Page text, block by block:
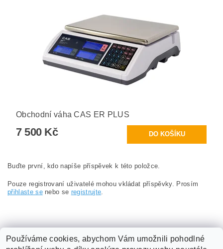
Obchodní váha CAS ER PLUS
7 500 Kč
Buďte první, kdo napíše příspěvek k této položce.
Pouze registrovaní uživatelé mohou vkládat příspěvky. Prosím
přihlaste senebo se registrujte
Používáme cookies, abychom Vám umožnili pohodlné